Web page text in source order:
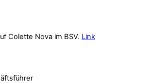
Colette Nova im BSV. Link